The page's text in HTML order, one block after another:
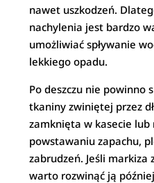
nawet uszkodzeń.
nachylenia jest bardzo
umożliwiać spływanie
lekkiego opadu.
Po deszczu nie powinno
tkaniny zwiniętej przez
zamknięta w kasecie
powstawaniu zapachu,
zabrudzeń. Jeśli markiza
warto rozwinąć ją